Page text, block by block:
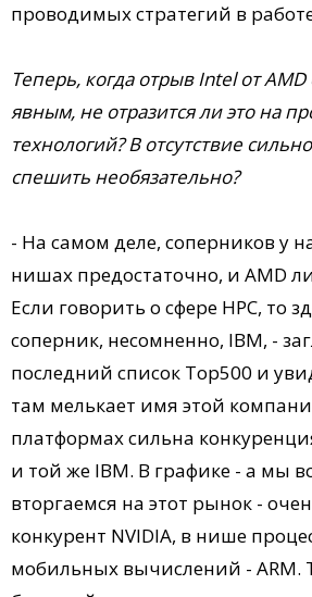
проводимых стратегий в
Теперь, когда отрыв Intel от
явным, не отразится ли это на
технологий? В отсутствие
спешить необязательно?
- На самом деле, соперников у
нишах предостаточно, и AMD
Если говорить о сфере HPC, то
соперник, несомненно, IBM, -
последний список Top500 и
там мелькает имя этой
платформах сильна
и той же IBM. В графике - а мы
вторгаемся на этот рынок -
конкурент NVIDIA, в нише
мобильных вычислений - ARM.